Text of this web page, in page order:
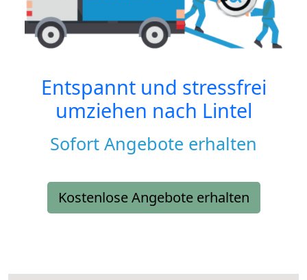
Entspannt und stressfrei
umziehen nach Lintel
Sofort Angebote erhalten
Kostenlose Angebote erhalten